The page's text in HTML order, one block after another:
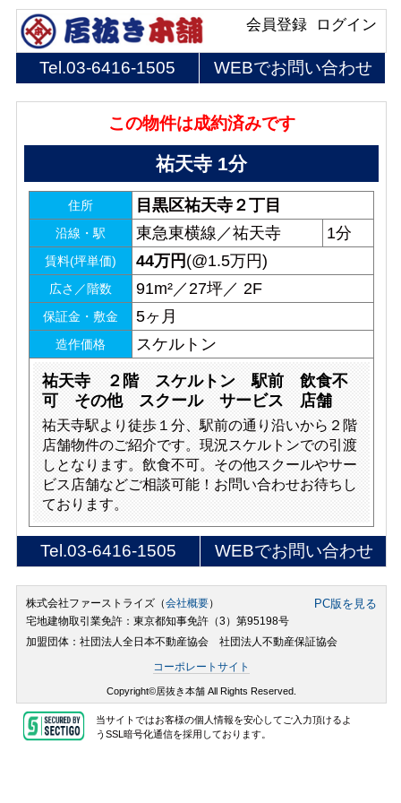
ログイン
会員登録
Tel.03-6416-1505 WEBでお問い合わせ
この物件は成約済みです
祐天寺 1分
住所 目黒区祐天寺２丁目
沿線・駅 東急東横線／祐天寺 1分
賃料(坪単価) 44万円 (@1.5万円)
広さ／階数 91m²／27坪／ 2F
保証金・敷金 5ヶ月
造作価格 スケルトン
祐天寺 ２階 スケルトン 駅前 飲食不
可 その他 スクール サービス 店舗
祐天寺駅より徒歩１分、駅前の通り沿いから２階
店舗物件のご紹介です。現況スケルトンでの引渡
しとなります。飲食不可。その他スクールやサー
ビス店舗などご相談可能！お問い合わせお待ちし
ております。
Tel.03-6416-1505 WEBでお問い合わせ
株式会社ファーストライズ（会社概要） PC版を見る
宅地建物取引業免許：東京都知事免許（3）第95198号
加盟団体：社団法人全日本不動産協会 社団法人不動産保証協会
コーポレートサイト
Copyright©居抜き本舗 All Rights Reserved.
当サイトではお客様の個人情報を安心してご入力頂けるよ
うSSL暗号化通信を採用しております。